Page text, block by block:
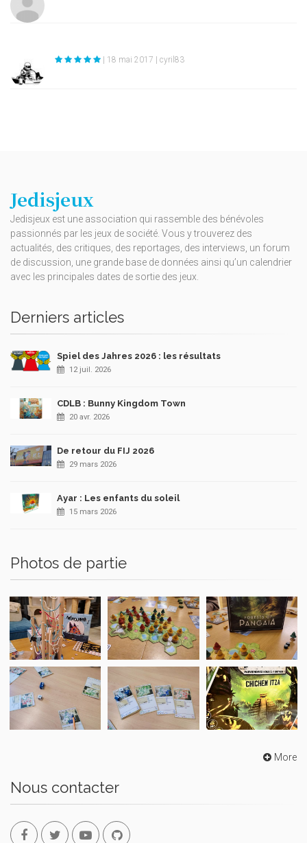
| 18 mai 2017 | cyril83
Jedisjeux
Jedisjeux est une association qui rassemble des bénévoles
passionnés par les jeux de société. Vous y trouverez des
actualités, des critiques, des reportages, des interviews, un forum
de discussion, une grande base de données ainsi qu’un calendrier
avec les principales dates de sortie des jeux.
Derniers articles
Spiel des Jahres 2026 : les résultats
12 juil. 2026
CDLB : Bunny Kingdom Town
20 avr. 2026
De retour du FIJ 2026
29 mars 2026
Ayar : Les enfants du soleil
15 mars 2026
Photos de partie
More
Nous contacter